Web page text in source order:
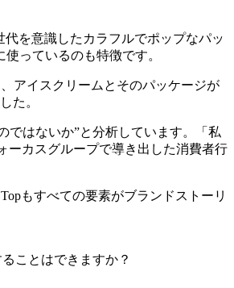
を意識したカラフルでポップなパッ
っているのも特徴です。
アイスクリームとそのパッケージが
た。
ではないか”と分析しています。「私
ーカスグループで導き出した消費者行
もすべての要素がブランドストーリ
ことはできますか？